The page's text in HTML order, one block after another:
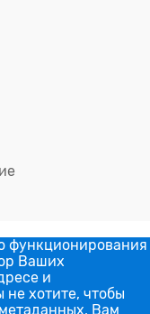
функционирования
Ваших
и
хотите, чтобы
Вам